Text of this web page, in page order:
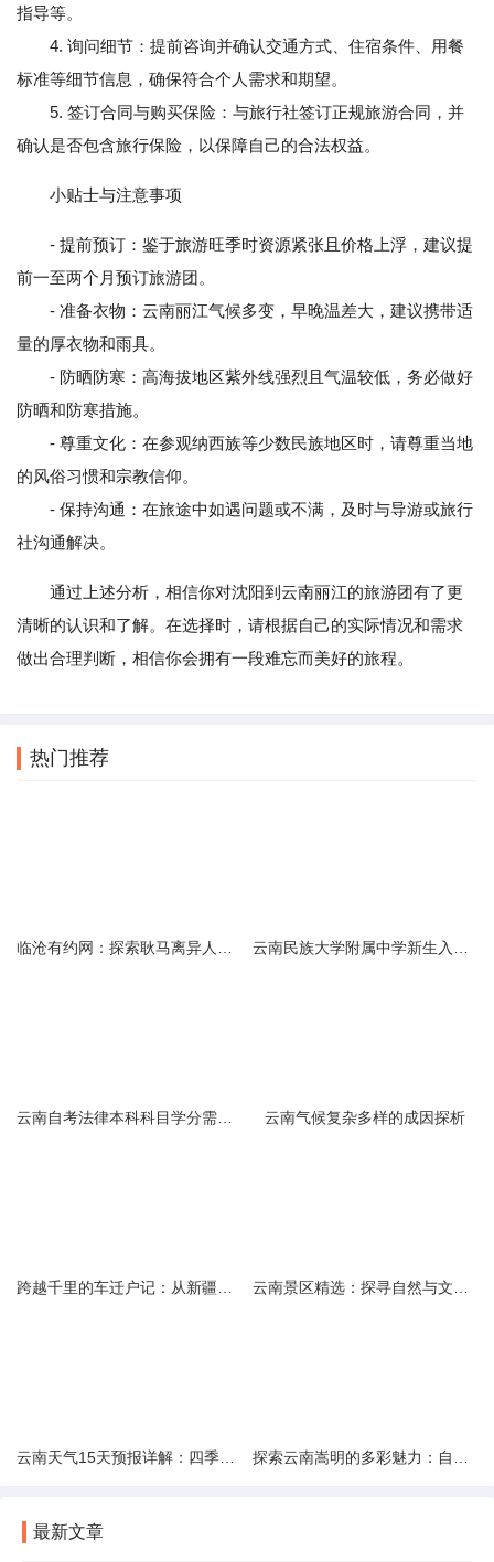
指导等。
4. 询问细节：提前咨询并确认交通方式、住宿条件、用餐
标准等细节信息，确保符合个人需求和期望。
5. 签订合同与购买保险：与旅行社签订正规旅游合同，并
确认是否包含旅行保险，以保障自己的合法权益。
小贴士与注意事项
- 提前预订：鉴于旅游旺季时资源紧张且价格上浮，建议提
前一至两个月预订旅游团。
- 准备衣物：云南丽江气候多变，早晚温差大，建议携带适
量的厚衣物和雨具。
- 防晒防寒：高海拔地区紫外线强烈且气温较低，务必做好
防晒和防寒措施。
- 尊重文化：在参观纳西族等少数民族地区时，请尊重当地
的风俗习惯和宗教信仰。
- 保持沟通：在旅途中如遇问题或不满，及时与导游或旅行
社沟通解决。
通过上述分析，相信你对沈阳到云南丽江的旅游团有了更
清晰的认识和了解。在选择时，请根据自己的实际情况和需求
做出合理判断，相信你会拥有一段难忘而美好的旅程。
热门推荐
云南气候复杂多样的成因探析
最新文章